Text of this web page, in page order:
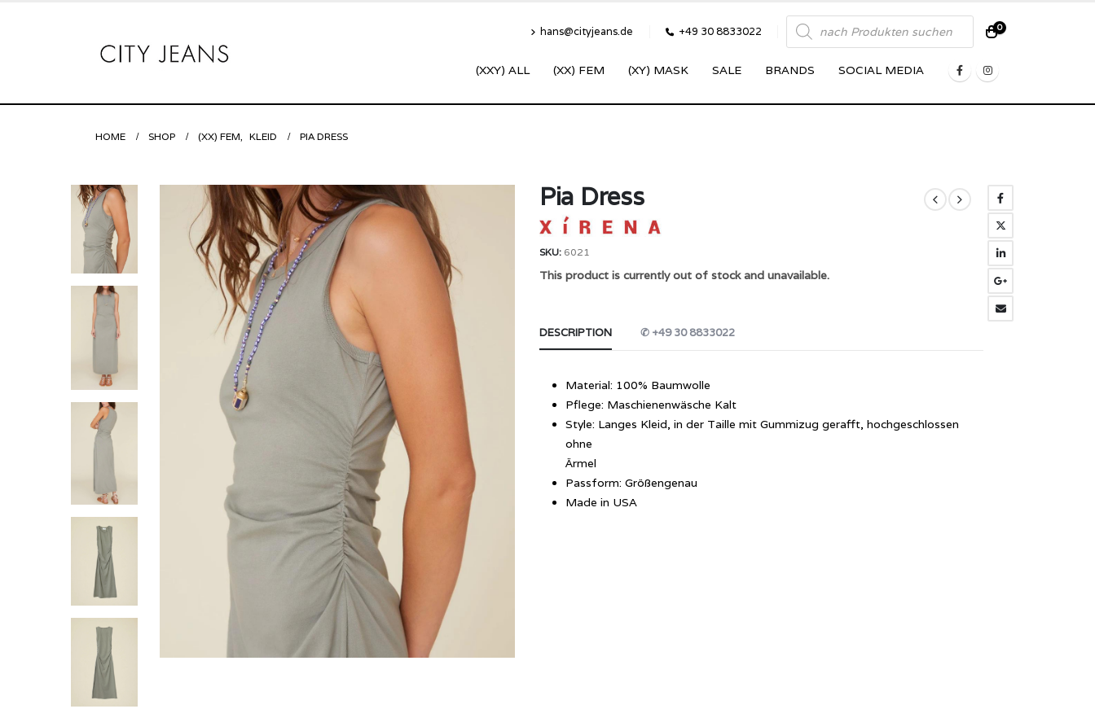
hans@cityjeans.de +49 30 8833022
Products
search 0
(XXY) ALL (XX) FEM (XY) MASK SALE BRANDS SOCIAL MEDIA
HOME SHOP (XX) FEM, KLEID PIA DRESS
Pia Dress
SKU: 6021
This product is currently out of stock and unavailable.
DESCRIPTION ✆ +49 30 8833022
Material: 100% Baumwolle
Pflege: Maschienenwäsche Kalt
Style: Langes Kleid, in der Taille mit Gummizug gerafft, hochgeschlossen
ohne
Ärmel
Passform: Größengenau
Made in USA